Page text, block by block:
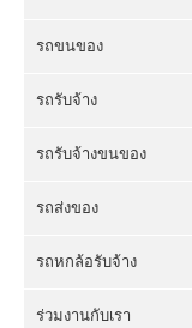
รถขนของ
รถรับจ้าง
รถรับจ้างขนของ
รถส่งของ
รถหกล้อรับจ้าง
ร่วมงานกับเรา